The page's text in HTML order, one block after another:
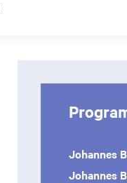
Johannes
Johannes